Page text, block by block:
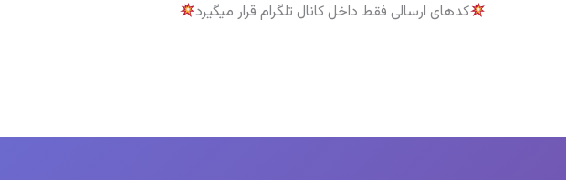
کدهای ارسالی فقط داخل کانال تلگرام قرار میگیرد